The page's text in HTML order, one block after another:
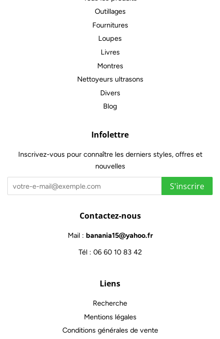
Outillages
Fournitures
Loupes
Livres
Montres
Nettoyeurs ultrasons
Divers
Blog
Infolettre
Inscrivez-vous pour connaître les derniers styles, offres et
nouvelles
S'inscrire
Contactez-nous
Mail : banania15@yahoo.fr
Tél : 06 60 10 83 42
Liens
Recherche
Mentions légales
Conditions générales de vente